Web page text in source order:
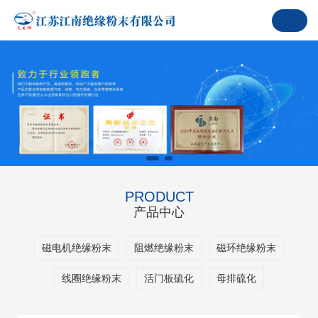
PRODUCT
产品中心
磁电机绝缘粉末 阻燃绝缘粉末 磁环绝缘粉末
线圈绝缘粉末 活门板硫化 母排硫化